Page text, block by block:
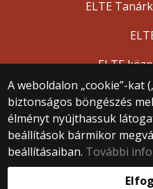
A weboldalon „cookie”-kat
biztonságos böngészés
élményt nyújthassuk
beállítások bármikor
beállításaiban. További
ELTE
ELTE
© 2025 Eötvös
Minden
1053
Központi